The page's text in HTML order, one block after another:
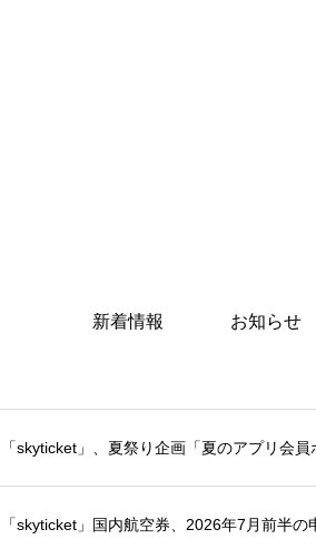
新着情報 お知らせ